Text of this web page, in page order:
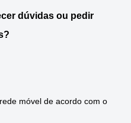
dúvidas ou pedir
móvel de acordo com o